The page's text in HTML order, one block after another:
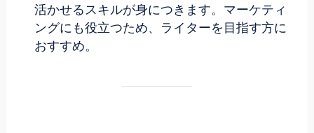
活かせるスキルが身につきます。マーケティ
ングにも役立つため、ライターを目指す方に
おすすめ。